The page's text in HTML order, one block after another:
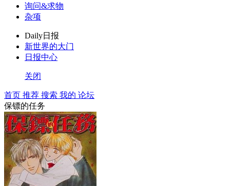
询问&求物
杂项
Daily日报
新世界的大门
日报中心
关闭
首页 推荐 搜索 我的 论坛
保镖的任务